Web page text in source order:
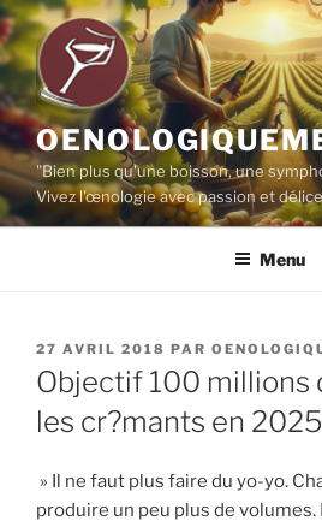
Aller
au
contenu
principal
"Bien plus qu'une boisson, une
Vivez l'œnologie avec passion et
Menu
PUBLIÉ
LE
27 AVRIL 2018 PAR
Objectif 100 millions
les cr?mants en
» Il ne faut plus faire du yo-yo.
produire un peu plus de volumes.